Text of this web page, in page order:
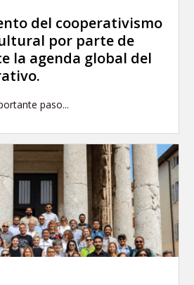
del cooperativismo
por parte de
la agenda global del
paso...